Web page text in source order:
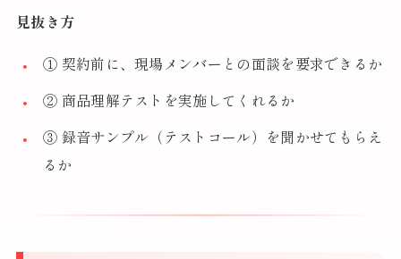
見抜き方
① 契約前に、現場メンバーとの面談を要求できるか
② 商品理解テストを実施してくれるか
③ 録音サンプル（テストコール）を聞かせてもらえ
るか